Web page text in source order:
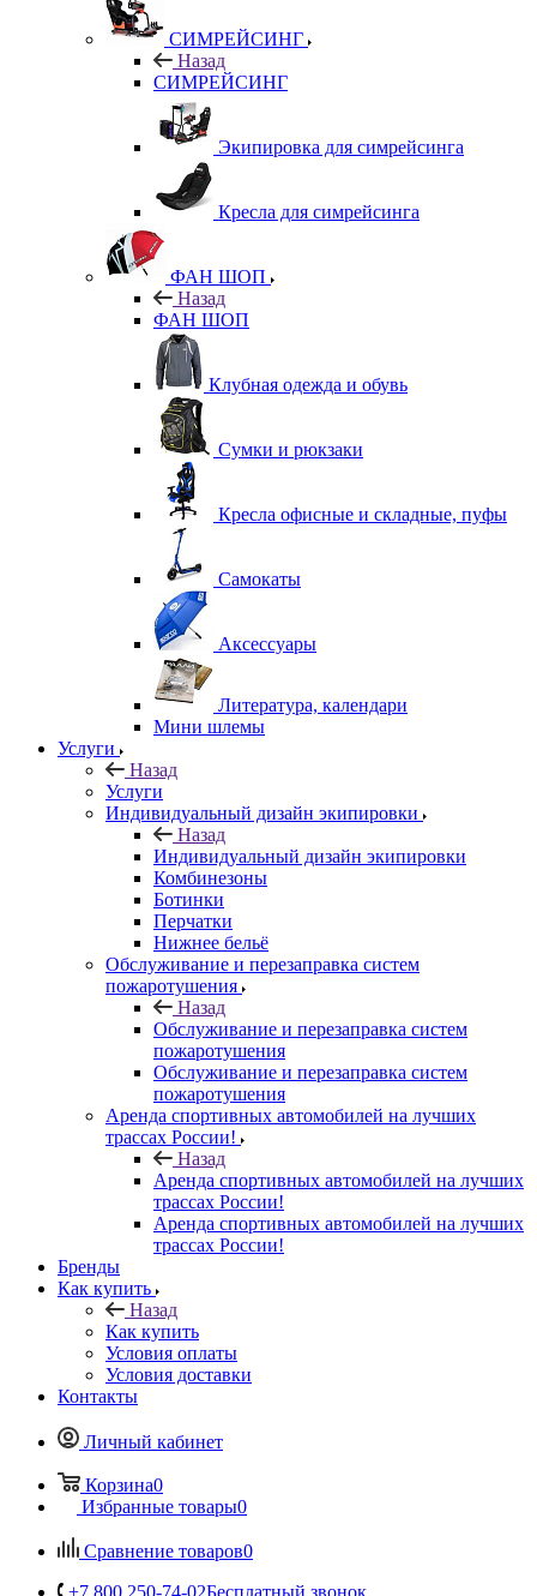
СИМРЕЙСИНГ
Назад
СИМРЕЙСИНГ
Экипировка для симрейсинга
Кресла для симрейсинга
ФАН ШОП
Назад
ФАН ШОП
Клубная одежда и обувь
Сумки и рюкзаки
Кресла офисные и складные, пуфы
Самокаты
Аксессуары
Литература, календари
Мини шлемы
Услуги
Назад
Услуги
Индивидуальный дизайн экипировки
Назад
Индивидуальный дизайн экипировки
Комбинезоны
Ботинки
Перчатки
Нижнее бельё
Обслуживание и перезаправка систем
пожаротушения
Назад
Обслуживание и перезаправка систем
пожаротушения
Обслуживание и перезаправка систем
пожаротушения
Аренда спортивных автомобилей на лучших
трассах России!
Назад
Аренда спортивных автомобилей на лучших
трассах России!
Аренда спортивных автомобилей на лучших
трассах России!
Бренды
Как купить
Назад
Как купить
Условия оплаты
Условия доставки
Контакты
Личный кабинет
Корзина0
Избранные товары0
Сравнение товаров0
+7 800 250-74-02Бесплатный звонок